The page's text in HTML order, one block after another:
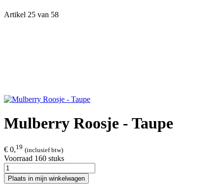
Artikel 25 van 58
Mulberry Roosje - Taupe
€ 0,19 (inclusief btw)
Voorraad 160 stuks
Plaats in mijn winkelwagen